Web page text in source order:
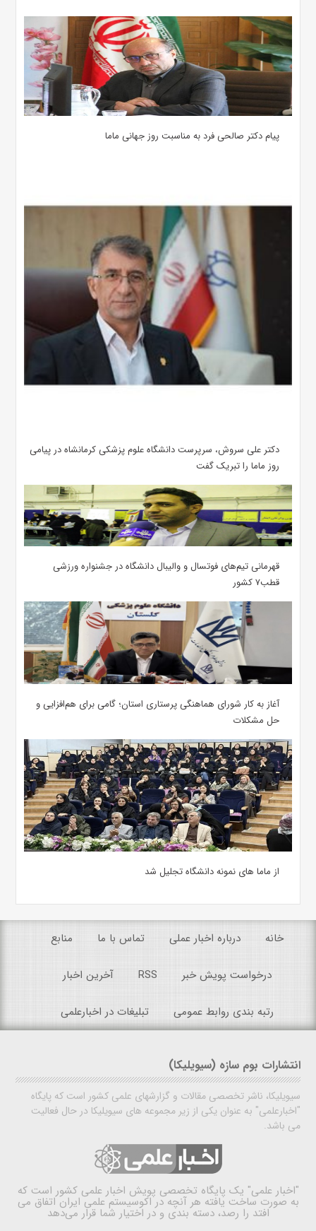
پیام دکتر صالحی فرد به مناسبت روز جهانی ماما
دکتر علی سروش، سرپرست دانشگاه علوم پزشکی کرمانشاه در پیامی
روز ماما را تبریک گفت
قهرمانی تیم‌های فوتسال و والیبال دانشگاه در جشنواره ورزشی
قطب۷ کشور
آغاز به کار شورای هماهنگی پرستاری استان؛ گامی برای هم‌افزایی و
حل مشکلات
از ماما های نمونه دانشگاه تجلیل شد
خانه درباره اخبار عملی تماس با ما منابع
درخواست پویش خبر RSS آخرین اخبار
رتبه بندی روابط عمومی تبلیغات در اخبارعلمی
انتشارات بوم سازه (سیویلیکا)
سیویلیکا، ناشر تخصصی مقالات و گزارشهای علمی کشور است که پایگاه
"اخبارعلمی" به عنوان یکی از زیر مجموعه های سیویلیکا در حال فعالیت
می باشد.
"اخبار علمی" یک پایگاه تخصصی پویش اخبار علمی کشور است که
به صورت ساخت یافته هر آنچه در اکوسیستم علمی ایران اتفاق می
افتد را رصد، دسته بندی و در اختیار شما قرار می‌دهد